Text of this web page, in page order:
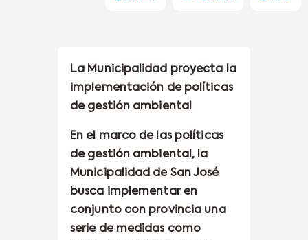
La Municipalidad proyecta la
implementación de políticas
de gestión ambiental
En el marco de las políticas
de gestión ambiental, la
Municipalidad de San José
busca implementar en
conjunto con provincia una
serie de medidas como